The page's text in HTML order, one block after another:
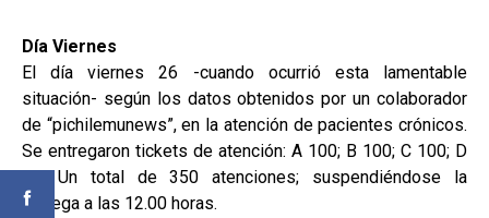
Día Viernes
El día viernes 26 -cuando ocurrió esta lamentable
situación- según los datos obtenidos por un colaborador
de “pichilemunews”, en la atención de pacientes crónicos.
Se entregaron tickets de atención: A 100; B 100; C 100; D
50: Un total de 350 atenciones; suspendiéndose la
entrega a las 12.00 horas.